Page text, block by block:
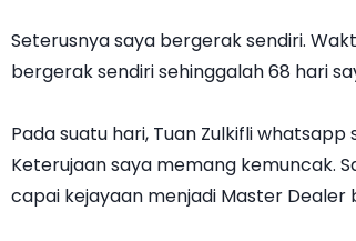
Seterusnya saya bergerak sendiri.
bergerak sendiri sehinggalah 68 hari
Pada suatu hari, Tuan Zulkifli
Keterujaan saya memang kemuncak.
capai kejayaan menjadi Master Dealer